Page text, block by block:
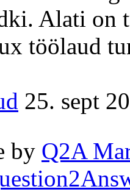
Alati on
töölaud
25. sept
by Q2A